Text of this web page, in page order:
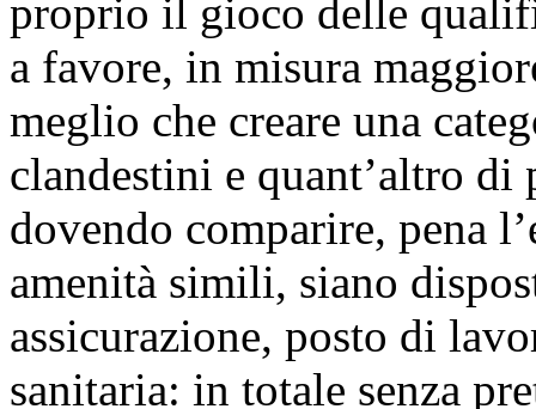
proprio il gioco delle
a favore, in misura
meglio che creare una
clandestini e quant’altro di
dovendo comparire, pena
amenità simili, siano
assicurazione, posto di
sanitaria: in totale senza